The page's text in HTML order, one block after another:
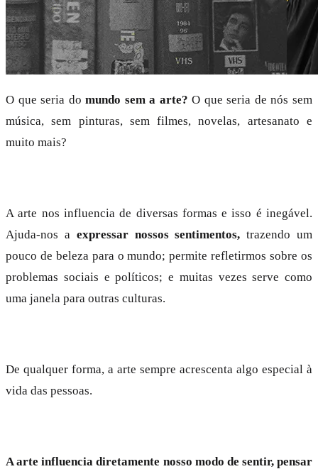
O que seria domundo sem a arte? O que seria de nós sem
música, sem pinturas, sem filmes, novelas, artesanato e
muito mais?
A arte nos influencia de diversas formas e isso é inegável.
Ajuda-nos a expressar nossos sentimentos,trazendo um
pouco de beleza para o mundo; permite refletirmos sobre os
problemas sociais e políticos; e muitas vezes serve como
uma janela para outras culturas.
De qualquer forma, a arte sempre acrescenta algo especial à
vida das pessoas.
A arte influencia diretamente nosso modo de sentir, pensar